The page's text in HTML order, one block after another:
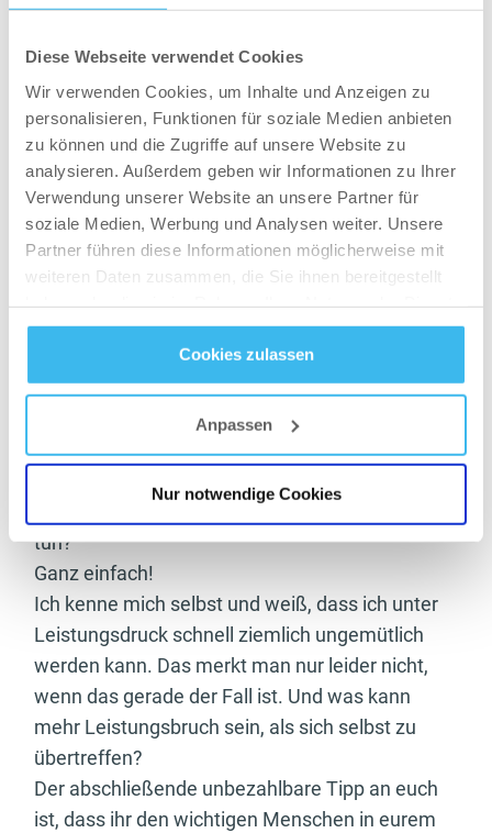
Diese Webseite verwendet Cookies
Wir verwenden Cookies, um Inhalte und Anzeigen zu
personalisieren, Funktionen für soziale Medien anbieten
zu können und die Zugriffe auf unsere Website zu
analysieren. Außerdem geben wir Informationen zu Ihrer
Verwendung unserer Website an unsere Partner für
soziale Medien, Werbung und Analysen weiter. Unsere
Partner führen diese Informationen möglicherweise mit
weiteren Daten zusammen, die Sie ihnen bereitgestellt
gesammelt haben.
Datenschutz- undCookie-Richtlinien
Cookies zulassen
Anpassen
Nur notwendige Cookies
Erfahrung Reaktionen des Körpers abschätzen.
Dazu nimmt uns ein Coach viel Stress, sodass
wir in zB Wettkampfvorbereitungen unsere
Konzentration nicht auf zu viele Bereiche werfen
müssen.
Um die Ernährung komplett abzuschließen
vergesst niemals genügend Flüssigkeit zu euch
zu nehmen!
Dehydrieren ist einer der größten Feinde, wenn
von Bedeutung.
Ein häufig gar nicht bedachter Punktist Familie
und Freunde. Jetzt denkt ihr bestimmt, was
tun?
Ganz einfach!
Ich kenne mich selbst und weiß, dass ich unter
Leistungsdruck schnell ziemlich ungemütlich
werden kann. Das merkt man nur leider nicht,
wenn das gerade der Fall ist. Und was kann
mehr Leistungsbruch sein, als sich selbst zu
übertreffen?
Der abschließende unbezahlbare Tipp an euch
ist, dass ihr den wichtigen Menschen in eurem